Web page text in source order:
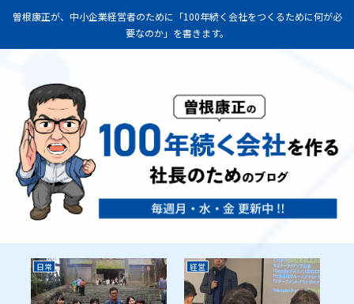
曽根康正が、中小企業経営者のために「100年続く会社をつくるために何が必
要なのか」を書きます。
日常 経営